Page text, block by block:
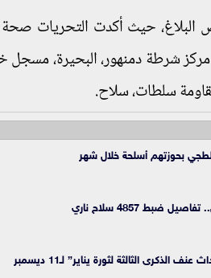
حيث أكدت التحريات صحة
بدائرة مركز شرطة دمنهور،